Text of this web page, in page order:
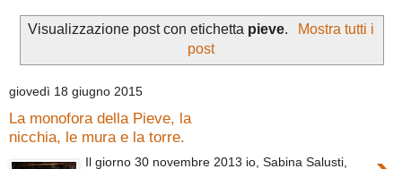
Visualizzazione post con etichetta pieve.
Mostra tutti i
post
giovedì 18 giugno 2015
La monofora della Pieve, la
nicchia, le mura e la torre.
Il giorno 30 novembre 2013 io, Sabina Salusti,